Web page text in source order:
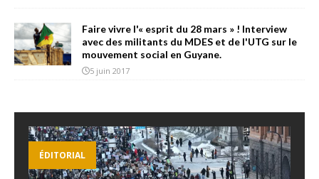
Faire vivre l'« esprit du 28 mars » ! Interview
avec des militants du MDES et de l'UTG sur le
mouvement social en Guyane.
5 juin 2017
ÉDITORIAL